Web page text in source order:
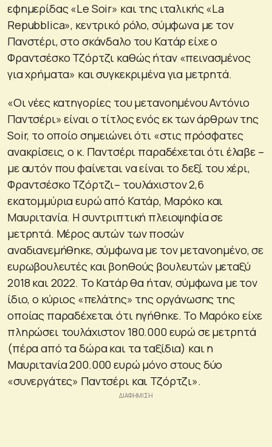
εφημερίδας «Le Soir» και της ιταλικής «La
Repubblica», κεντρικό ρόλο, σύμφωνα με τον
Πανστέρι, στο σκάνδαλο του Κατάρ είχε ο
Φραντσέσκο Τζόρτζι καθώς ήταν «πεινασμένος
για χρήματα» και συγκεκριμένα για μετρητά.
«Οι νέες κατηγορίες του μετανοημένου Αντόνιο
Παντσέρι» είναι ο τίτλος ενός εκ των άρθρων της
Soir, το οποίο σημειώνει ότι «στις πρόσφατες
ανακρίσεις, ο κ. Παντσέρι παραδέχεται ότι έλαβε –
με αυτόν που φαίνεται να είναι το δεξί του χέρι,
Φραντσέσκο Τζόρτζι– τουλάχιστον 2,6
εκατομμύρια ευρώ από Κατάρ, Μαρόκο και
Μαυριτανία. Η συντριπτική πλειοψηφία σε
μετρητά. Μέρος αυτών των ποσών
αναδιανεμήθηκε, σύμφωνα με τον μετανοημένο, σε
ευρωβουλευτές και βοηθούς βουλευτών μεταξύ
2018 και 2022. Το Κατάρ θα ήταν, σύμφωνα με τον
ίδιο, ο κύριος «πελάτης» της οργάνωσης της
οποίας παραδέχεται ότι ηγήθηκε. Το Μαρόκο είχε
πληρώσει τουλάχιστον 180.000 ευρώ σε μετρητά
(πέρα από τα δώρα και τα ταξίδια) και η
Μαυριτανία 200.000 ευρώ μόνο στους δύο
«συνεργάτες» Παντσέρι και Τζόρτζι».